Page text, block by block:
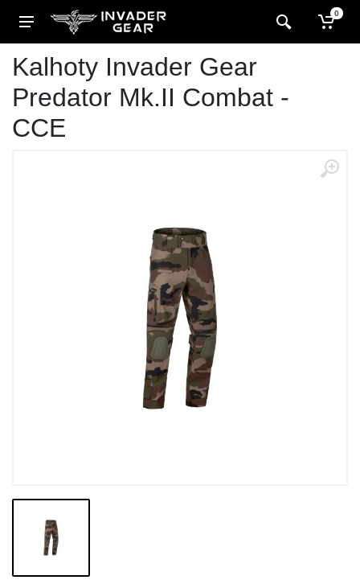
0
Kalhoty Invader Gear
Predator Mk.II Combat -
CCE